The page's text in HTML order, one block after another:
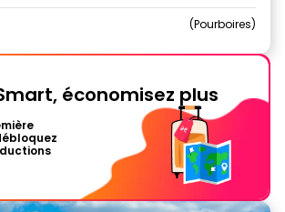
Pourboires
économisez plus